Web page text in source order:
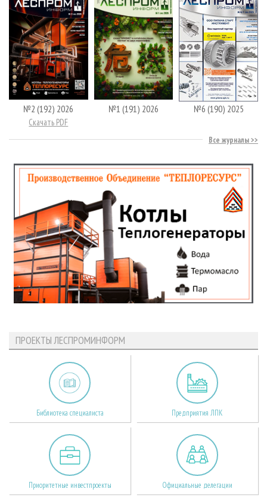
№2 (192) 2026
Скачать PDF
№1 (191) 2026 №6 (190) 2025
Все журналы
ПРОЕКТЫ ЛЕСПРОМИНФОРМ
Библиотека специалиста Предприятия ЛПК
Приоритетные инвестпроекты Официальные делегации